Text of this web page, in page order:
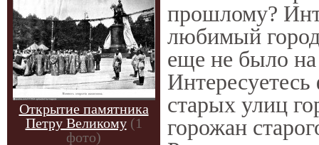
Открытие памятника
Петру Великому (1
фото)
прошлому?
любимый
еще не было на
Интересуетесь
старых улиц
горожан